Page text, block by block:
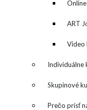
ART
ART
Video
Individuálne
Skupinové
Prečo prísť